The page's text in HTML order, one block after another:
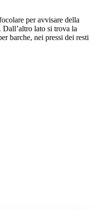
per avvisare della
Dall’altro lato si trova la
barche, nei pressi dei resti